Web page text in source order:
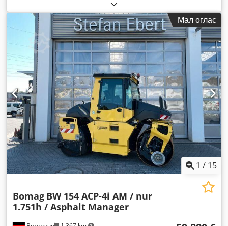
Мал оглас
1 / 15
Bomag BW 154 ACP-4i AM / nur
1.751h / Asphalt Manager